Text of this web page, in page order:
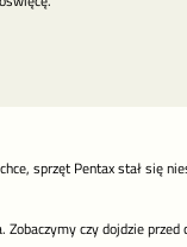
sprzęt Pentax stał się
czy dojdzie przed